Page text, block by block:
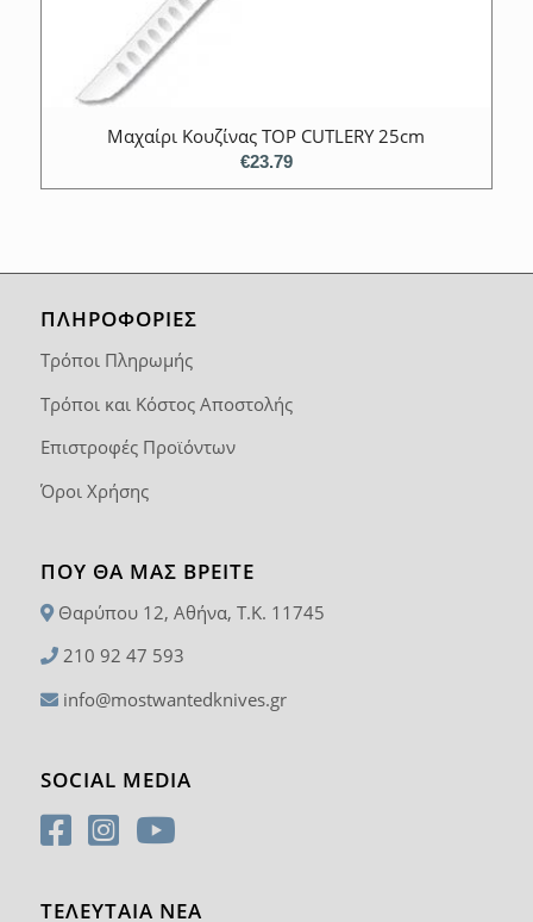
Μαχαίρι Κουζίνας TOP CUTLERY 25cm
€23.79
ΠΛΗΡΟΦΟΡΙΕΣ
Τρόποι Πληρωμής
Τρόποι και Κόστος Αποστολής
Επιστροφές Προϊόντων
Όροι Χρήσης
ΠΟΥ ΘΑ ΜΑΣ ΒΡΕΊΤΕ
Θαρύπου 12, Αθήνα, T.K. 11745
210 92 47 593
info@mostwantedknives.gr
SOCIAL MEDIA
ΤΕΛΕΥΤΑΙΑ ΝΕΑ